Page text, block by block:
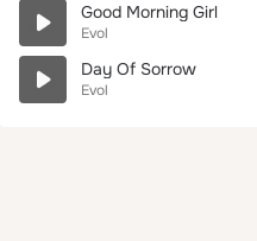
Good Morning Girl
Evol
Day Of Sorrow
Evol